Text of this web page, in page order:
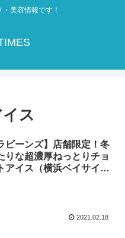
美容情報です！
ス
ビーンズ】店舗限定！冬
りな超濃厚ねっとりチョ
アイス（横浜ベイサイ
2021.02.18